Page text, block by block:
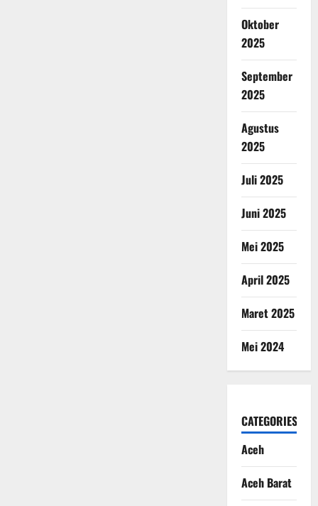
Oktober
2025
September
2025
Agustus
2025
Juli 2025
Juni 2025
Mei 2025
April 2025
Maret 2025
Mei 2024
CATEGORIES
Aceh
Aceh Barat